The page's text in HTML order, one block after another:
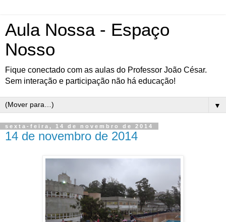
Aula Nossa - Espaço
Nosso
Fique conectado com as aulas do Professor João César.
Sem interação e participação não há educação!
▼
sexta-feira, 14 de novembro de 2014
14 de novembro de 2014